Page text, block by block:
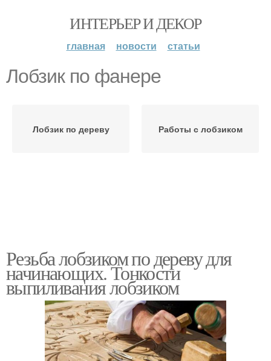
ИНТЕРЬЕР И ДЕКОР
главная новости статьи
Лобзик по фанере
Лобзик по дереву Работы с лобзиком
Резьба лобзиком по дереву для
начинающих. Тонкости
выпиливания лобзиком